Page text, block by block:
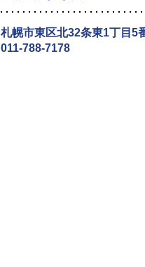
札幌市東区北32条東1丁目5
011-788-7178